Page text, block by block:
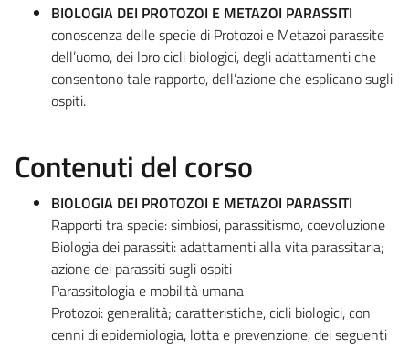
BIOLOGIA DEI PROTOZOI E METAZOI PARASSITI
conoscenza delle specie di Protozoi e Metazoi parassite
dell’uomo, dei loro cicli biologici, degli adattamenti che
consentono tale rapporto, dell’azione che esplicano sugli
ospiti.
Contenuti del corso
BIOLOGIA DEI PROTOZOI E METAZOI PARASSITI
Rapporti tra specie: simbiosi, parassitismo, coevoluzione
Biologia dei parassiti: adattamenti alla vita parassitaria;
azione dei parassiti sugli ospiti
Parassitologia e mobilità umana
Protozoi: generalità; caratteristiche, cicli biologici, con
cenni di epidemiologia, lotta e prevenzione, dei seguenti